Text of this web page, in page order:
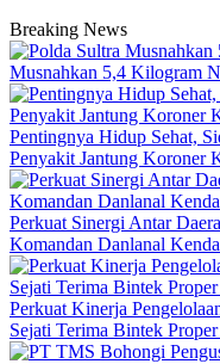
Breaking News
Musnahkan 5,4 Kilogram
Pentingnya Hidup Sehat,
Penyakit Jantung Koroner
Perkuat Sinergi Antar
Komandan Danlanal
Perkuat Kinerja
Sejati Terima Bintek